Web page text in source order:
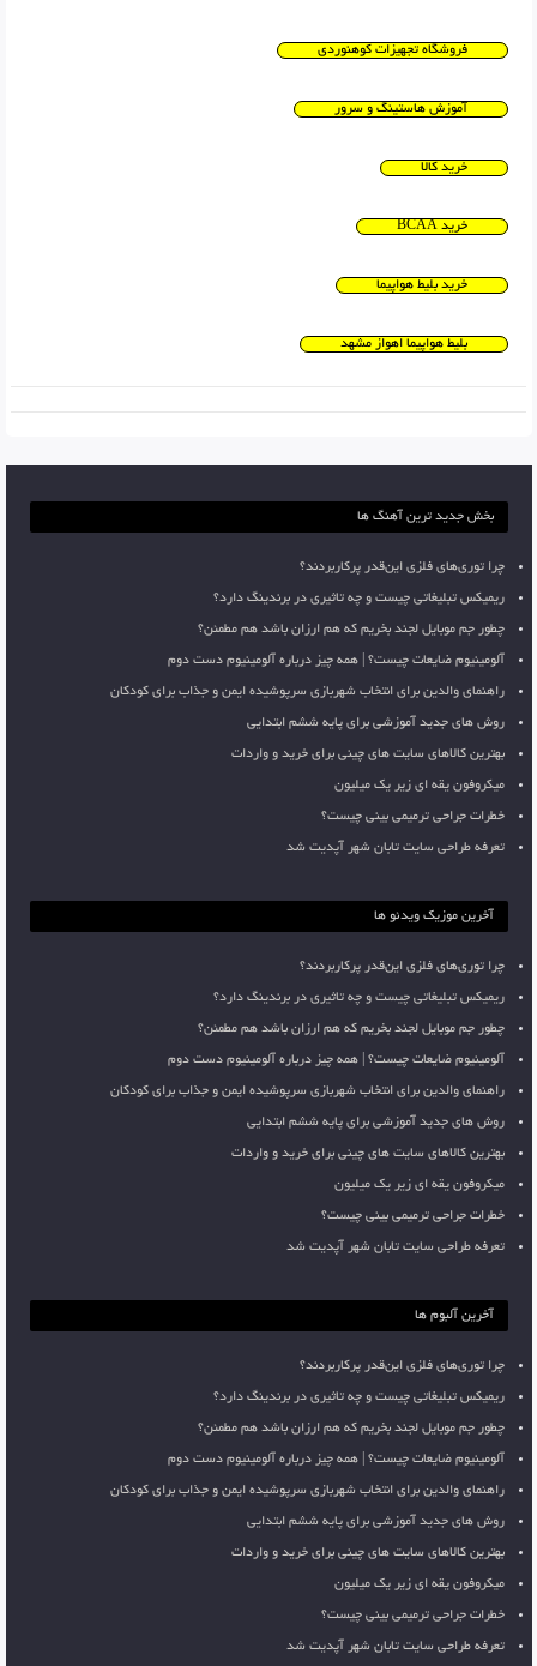
فروشگاه تجهیزات کوهنوردی
آموزش هاستینگ و سرور
خرید کالا
خرید BCAA
خرید بلیط هواپیما
بلیط هواپیما اهواز مشهد
بخش جدید ترین آهنگ ها
چرا توری‌های فلزی این‌قدر پرکاربردند؟
ریمیکس تبلیغاتی چیست و چه تاثیری در برندینگ دارد؟
چطور جم موبایل لجند بخریم که هم ارزان باشد هم مطمئن؟
آلومینیوم ضایعات چیست؟ | همه چیز درباره آلومینیوم دست دوم
راهنمای والدین برای انتخاب شهربازی سرپوشیده ایمن و جذاب برای کودکان
روش های جدید آموزشی برای پایه ششم ابتدایی
بهترین کالاهای سایت های چینی برای خرید و واردات
میکروفون یقه ای زیر یک میلیون
خطرات جراحی ترمیمی بینی چیست؟
تعرفه طراحی سایت تابان شهر آپدیت شد
آخرین موزیک ویدئو ها
چرا توری‌های فلزی این‌قدر پرکاربردند؟
ریمیکس تبلیغاتی چیست و چه تاثیری در برندینگ دارد؟
چطور جم موبایل لجند بخریم که هم ارزان باشد هم مطمئن؟
آلومینیوم ضایعات چیست؟ | همه چیز درباره آلومینیوم دست دوم
راهنمای والدین برای انتخاب شهربازی سرپوشیده ایمن و جذاب برای کودکان
روش های جدید آموزشی برای پایه ششم ابتدایی
بهترین کالاهای سایت های چینی برای خرید و واردات
میکروفون یقه ای زیر یک میلیون
خطرات جراحی ترمیمی بینی چیست؟
تعرفه طراحی سایت تابان شهر آپدیت شد
آخرین آلبوم ها
چرا توری‌های فلزی این‌قدر پرکاربردند؟
ریمیکس تبلیغاتی چیست و چه تاثیری در برندینگ دارد؟
چطور جم موبایل لجند بخریم که هم ارزان باشد هم مطمئن؟
آلومینیوم ضایعات چیست؟ | همه چیز درباره آلومینیوم دست دوم
راهنمای والدین برای انتخاب شهربازی سرپوشیده ایمن و جذاب برای کودکان
روش های جدید آموزشی برای پایه ششم ابتدایی
بهترین کالاهای سایت های چینی برای خرید و واردات
میکروفون یقه ای زیر یک میلیون
خطرات جراحی ترمیمی بینی چیست؟
تعرفه طراحی سایت تابان شهر آپدیت شد